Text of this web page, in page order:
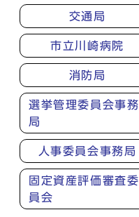
交通局
市立川崎病院
消防局
選挙管理委員会事務
局
人事委員会事務局
固定資産評価審査委
員会